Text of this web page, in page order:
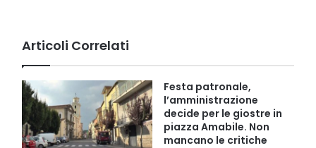
Articoli Correlati
Festa patronale,
l’amministrazione
decide per le giostre in
piazza Amabile. Non
mancano le critiche